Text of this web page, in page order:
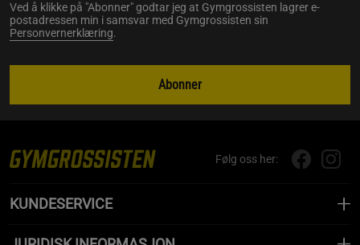
Ved å klikke på "Abonner" godtar jeg at Gymgrossisten lagrer e-
postadressen min i samsvar med Gymgrossisten sin
Personvernerklæring.
Abonner
Følg oss her:
KUNDESERVICE